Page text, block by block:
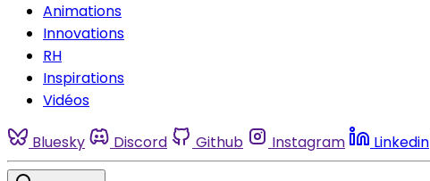
Animations
Innovations
RH
Inspirations
Vidéos
Bluesky Discord Github Instagram Linkedin